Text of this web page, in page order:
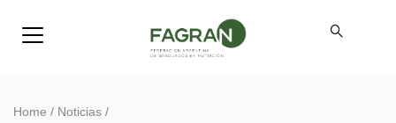
Home / Noticias /